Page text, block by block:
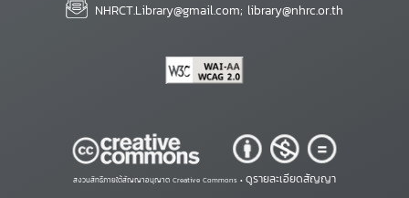
NHRCT.Library@gmail.com; library@nhrc.or.th
สงวนสิทธิ์ภายใต้สัญญาอนุญาต Creative Commons • ดูรายละเอียดสัญญา